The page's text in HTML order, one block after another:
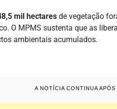
mil hectares de vegetação
O MPMS sustenta que as
ambientais acumulados.
A NOTÍCIA CONTINUA APÓS